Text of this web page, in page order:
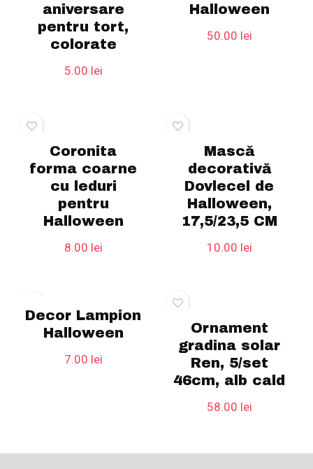
aniversare
pentru tort,
colorate
5.00 lei
Halloween
50.00 lei
Coronita
forma coarne
cu leduri
pentru
Halloween
8.00 lei
Mască
decorativă
Dovlecel de
Halloween,
17,5/23,5 CM
10.00 lei
Decor Lampion
Halloween
7.00 lei
Ornament
gradina solar
Ren, 5/set
46cm, alb cald
58.00 lei